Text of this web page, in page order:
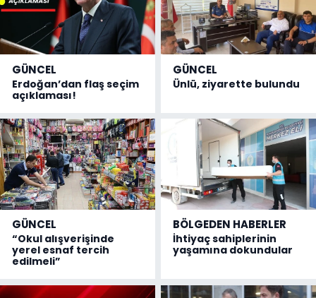
GÜNCEL
Erdoğan’dan flaş seçim
açıklaması!
GÜNCEL
Ünlü, ziyarette bulundu
GÜNCEL
“Okul alışverişinde
yerel esnaf tercih
edilmeli”
BÖLGEDEN HABERLER
İhtiyaç sahiplerinin
yaşamına dokundular